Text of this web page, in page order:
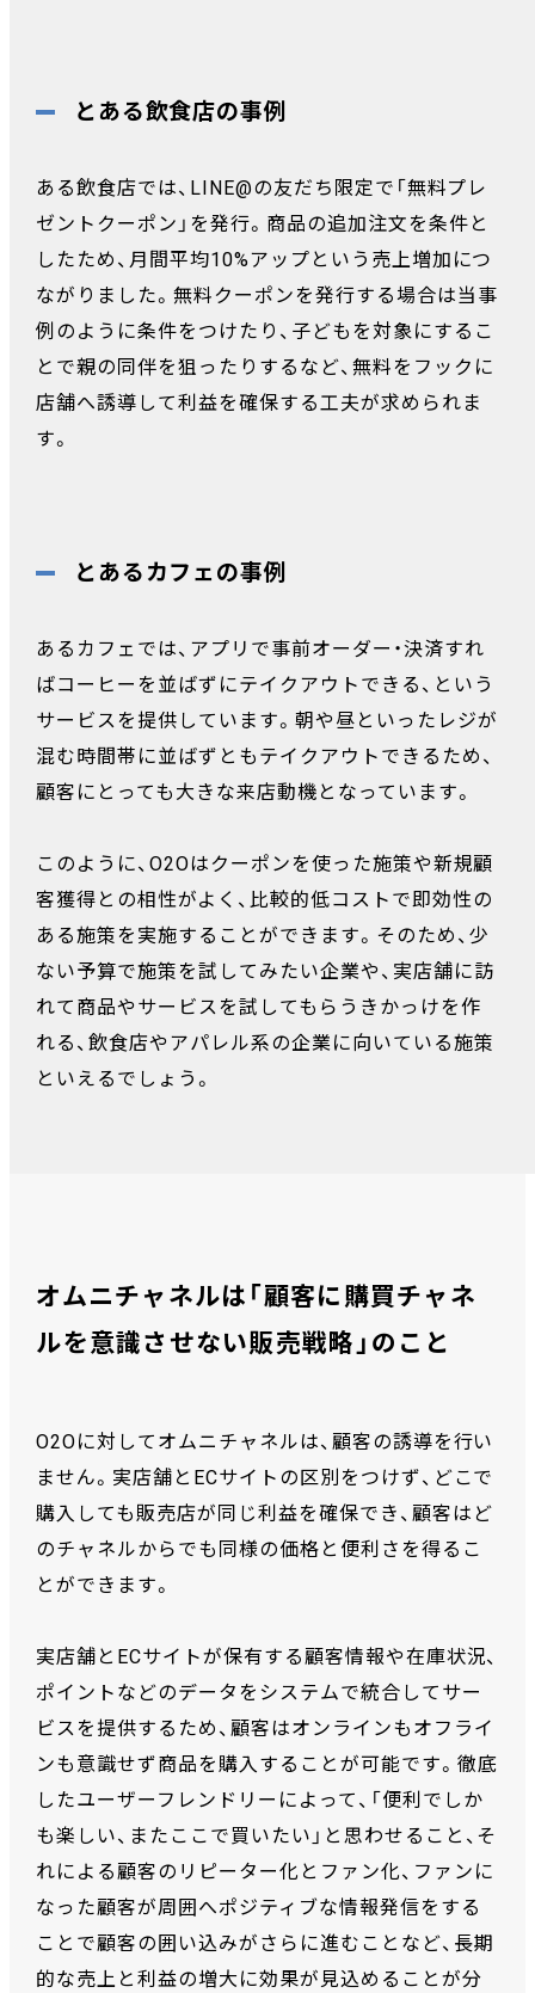
とある飲食店の事例
ある飲食店では、LINE@の友だち限定で「無料プレ
ゼントクーポン」を発行。商品の追加注文を条件と
したため、月間平均10%アップという売上増加につ
ながりました。無料クーポンを発行する場合は当事
例のように条件をつけたり、子どもを対象にするこ
とで親の同伴を狙ったりするなど、無料をフックに
店舗へ誘導して利益を確保する工夫が求められま
す。
とあるカフェの事例
あるカフェでは、アプリで事前オーダー・決済すれ
ばコーヒーを並ばずにテイクアウトできる、という
サービスを提供しています。朝や昼といったレジが
混む時間帯に並ばずともテイクアウトできるため、
顧客にとっても大きな来店動機となっています。
このように、O2Oはクーポンを使った施策や新規顧
客獲得との相性がよく、比較的低コストで即効性の
ある施策を実施することができます。そのため、少
ない予算で施策を試してみたい企業や、実店舗に訪
れて商品やサービスを試してもらうきかっけを作
れる、飲食店やアパレル系の企業に向いている施策
といえるでしょう。
オムニチャネルは「顧客に購買チャネ
ルを意識させない販売戦略」のこと
O2Oに対してオムニチャネルは、顧客の誘導を行い
ません。実店舗とECサイトの区別をつけず、どこで
購入しても販売店が同じ利益を確保でき、顧客はど
のチャネルからでも同様の価格と便利さを得るこ
とができます。
実店舗とECサイトが保有する顧客情報や在庫状況、
ポイントなどのデータをシステムで統合してサー
ビスを提供するため、顧客はオンラインもオフライ
ンも意識せず商品を購入することが可能です。徹底
したユーザーフレンドリーによって、「便利でしか
も楽しい、またここで買いたい」と思わせること、そ
れによる顧客のリピーター化とファン化、ファンに
なった顧客が周囲へポジティブな情報発信をする
ことで顧客の囲い込みがさらに進むことなど、長期
的な売上と利益の増大に効果が見込めることが分